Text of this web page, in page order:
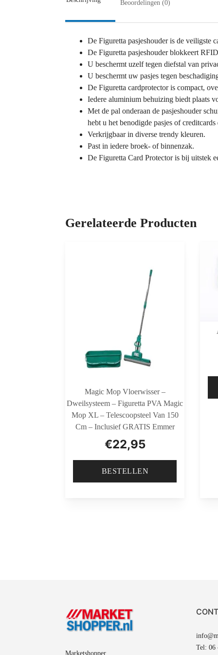
Beoordelingen (0)
De Figuretta pasjeshouder is de veiligste
De Figuretta pasjeshouder blokkeert
U beschermt uzelf tegen diefstal van
U beschermt uw pasjes tegen
De Figuretta cardprotector is compact,
Iedere aluminium behuizing biedt plaats
Met de pal onderaan de pasjeshouder
hebt u het benodigde pasjes of
Verkrijgbaar in diverse trendy kleuren.
Past in iedere broek- of binnenzak.
De Figuretta Card Protector is bij uitstek
Gerelateerde Producten
Magic Mop Vloerwisser –
Dweilsysteem – Figuretta PVA Magic
Mop XL – Telescoopsteel Van 150
Cm – Inclusief GRATIS Emmer
€22,95
BESTELLEN
Marketshopper
Tel: 06